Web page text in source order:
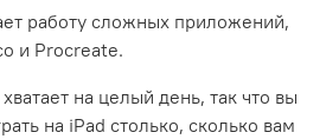
работу сложных приложений,
и Procreate.
на целый день, так что вы
на iPad столько, сколько вам